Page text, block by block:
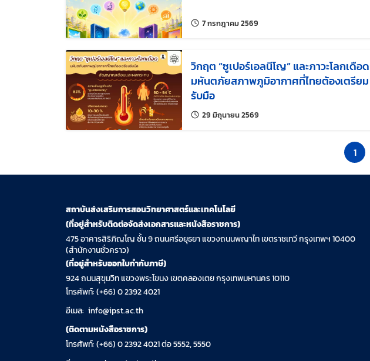
7 กรกฎาคม 2569
วิกฤต “ซูเปอร์เอลนีโญ” และภาวะโลกเดือด
มหันตภัยสภาพภูมิอากาศที่ไทยต้องเตรียม
รับมือ
29 มิถุนายน 2569
1
สถาบันส่งเสริมการสอนวิทยาศาสตร์และเทคโนโลยี
(ที่อยู่สำหรับติดต่อจัดส่งเอกสารและหนังสือราชการ)
475 อาคารสิริภิญโญ ชั้น 9 ถนนศรีอยุธยา แขวงถนนพญาไท เขตราชเทวี กรุงเทพฯ 10400
(สำนักงานชั่วคราว)
(ที่อยู่สำหรับออกใบกำกับภาษี)
924 ถนนสุขุมวิท แขวงพระโขนง เขตคลองเตย กรุงเทพมหานคร 10110
โทรศัพท์: (+66) 0 2392 4021
อีเมล: info@ipst.ac.th
(ติดตามหนังสือราชการ)
โทรศัพท์: (+66) 0 2392 4021 ต่อ 5552, 5550